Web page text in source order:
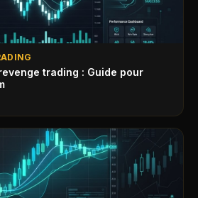
trading : Guide pour